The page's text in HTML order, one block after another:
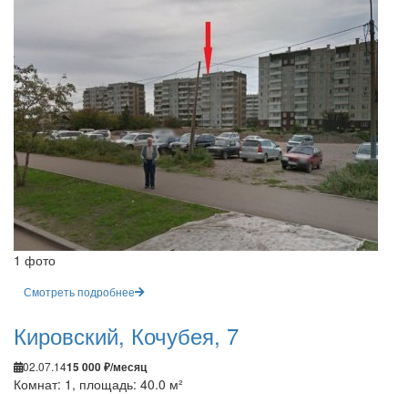
1 фото
Смотреть подробнее
Кировский, Кочубея, 7
02.07.1415 000 ₽/месяц
Комнат: 1, площадь: 40.0 м²